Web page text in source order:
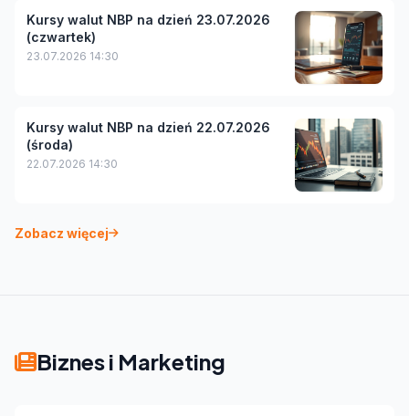
Kursy walut NBP na dzień 23.07.2026
(czwartek)
23.07.2026 14:30
Kursy walut NBP na dzień 22.07.2026
(środa)
22.07.2026 14:30
Zobacz więcej
Biznes i Marketing